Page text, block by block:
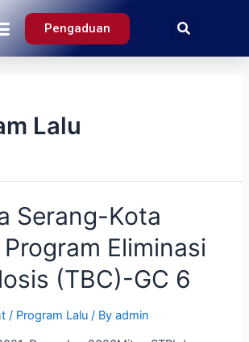
Pengaduan
Lalu
Serang-Kota
Eliminasi
(TBC)-GC 6
/ Program Lalu / Byadmin